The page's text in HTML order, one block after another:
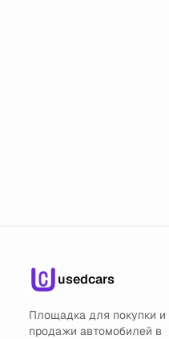
usedcars
Площадка для покупки и
продажи автомобилей в